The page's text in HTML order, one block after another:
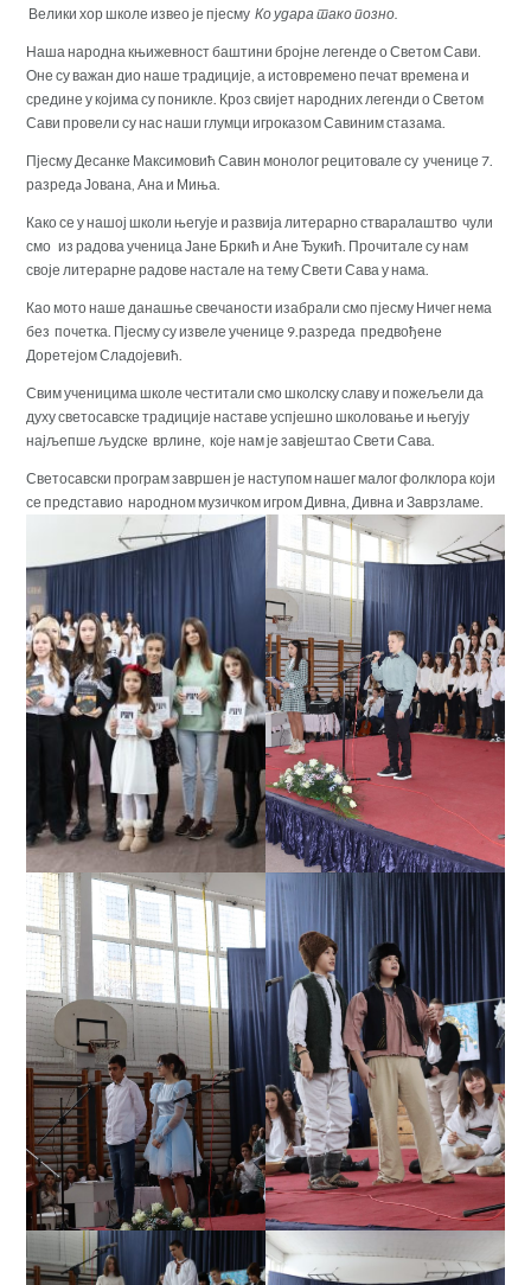
Велики хор школе извео је пјесмуКо удара тако позно.
Наша народна књижевност баштини бројне легенде о Светом Сави.
Оне су важан дио наше традиције, а истовремено печат времена и
средине у којима су поникле. Кроз свијет народних легенди о Светом
Сави провели су нас наши глумци игроказом Савиним стазама.
Пјесму Десанке Максимовић Савин монолог рецитовале су ученице 7.
разредa Јована, Ана и Миња.
Како се у нашој школи његује и развија литерарно стваралаштво чули
смо из радова ученица Јане Бркић и Ане Ђукић. Прочитале су нам
своје литерарне радове настале на тему Свети Сава у нама.
Као мото наше данашње свечаности изабрали смо пјесму Ничег нема
без почетка. Пјесму су извеле ученице 9.разреда предвођене
Доретејом Сладојевић.
Свим ученицима школе честитали смо школску славу и пожељели да
духу светосавске традиције наставе успјешно школовање и његују
најљепше људске врлине, које нам је завјештао Свети Сава.
Светосавски програм завршен је наступом нашег малог фолклора који
се представио народном музичком игром Дивна, Дивна и Заврзламе.